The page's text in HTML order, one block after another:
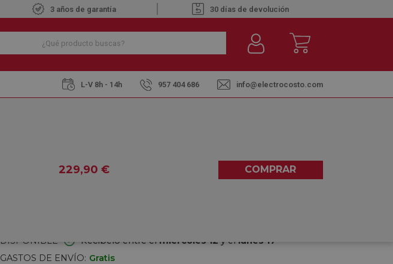
3 años de garantía 30 días de devolución
L-V 8h - 14h 957 404 686 info@electrocosto.com
229,90 € COMPRAR
,90€
DISPONIBLE Recíbelo entre el miércoles 12 y el lunes 17
GASTOS DE ENVÍO: Gratis